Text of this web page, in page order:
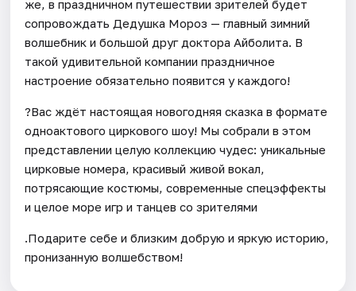
же, в праздничном путешествии зрителей будет
сопровождать Дедушка Мороз — главный зимний
волшебник и большой друг доктора Айболита. В
такой удивительной компании праздничное
настроение обязательно появится у каждого!
?Вас ждёт настоящая новогодняя сказка в формате
одноактового циркового шоу! Мы собрали в этом
представлении целую коллекцию чудес: уникальные
цирковые номера, красивый живой вокал,
потрясающие костюмы, современные спецэффекты
и целое море игр и танцев со зрителями
.Подарите себе и близким добрую и яркую историю,
пронизанную волшебством!